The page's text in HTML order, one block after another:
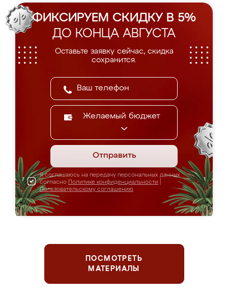
ФИКСИРУЕМ СКИДКУ В 5%
ДО КОНЦА АВГУСТА
Оставьте заявку сейчас, скидка
сохранится.
Желаемый бюджет
Отправить
Я соглашаюсь на передачу персональных данных
согласно Политике конфиденциальности
Пользовательскому соглашению
ПОСМОТРЕТЬ
МАТЕРИАЛЫ